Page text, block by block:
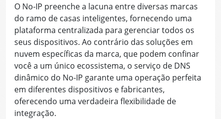
O No-IP preenche a lacuna entre diversas marcas
do ramo de casas inteligentes, fornecendo uma
plataforma centralizada para gerenciar todos os
seus dispositivos. Ao contrário das soluções em
nuvem específicas da marca, que podem confinar
você a um único ecossistema, o serviço de DNS
dinâmico do No-IP garante uma operação perfeita
em diferentes dispositivos e fabricantes,
oferecendo uma verdadeira flexibilidade de
integração.